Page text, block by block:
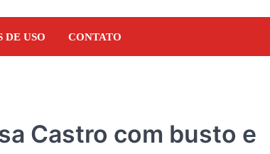
DE USO CONTATO
Castro com busto e